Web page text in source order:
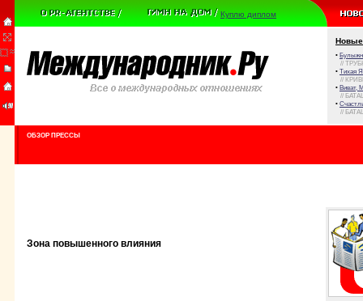
Куплю диплом
Новые
•
//
• Тихая
//
• Виват,
//
•
//
ОБЗОР ПРЕССЫ
Зона повышенного влияния